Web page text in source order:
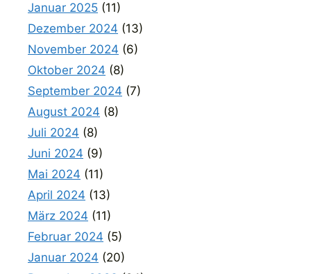
Januar 2025 (11)
Dezember 2024 (13)
November 2024 (6)
Oktober 2024 (8)
September 2024 (7)
August 2024 (8)
Juli 2024 (8)
Juni 2024 (9)
Mai 2024 (11)
April 2024 (13)
März 2024 (11)
Februar 2024 (5)
Januar 2024 (20)